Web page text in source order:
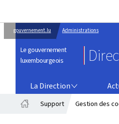
gouvernement.lu Administrations
Le gouvernement
luxembourgeois
La Direction
Support Gestion des